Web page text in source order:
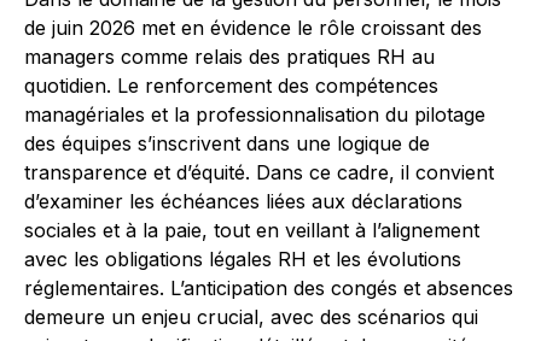
de juin 2026 met en évidence le rôle croissant des
managers comme relais des pratiques RH au
quotidien. Le renforcement des compétences
managériales et la professionnalisation du pilotage
des équipes s’inscrivent dans une logique de
transparence et d’équité. Dans ce cadre, il convient
d’examiner les échéances liées aux déclarations
sociales et à la paie, tout en veillant à l’alignement
avec les obligations légales RH et les évolutions
réglementaires. L’anticipation des congés et absences
demeure un enjeu crucial, avec des scénarios qui